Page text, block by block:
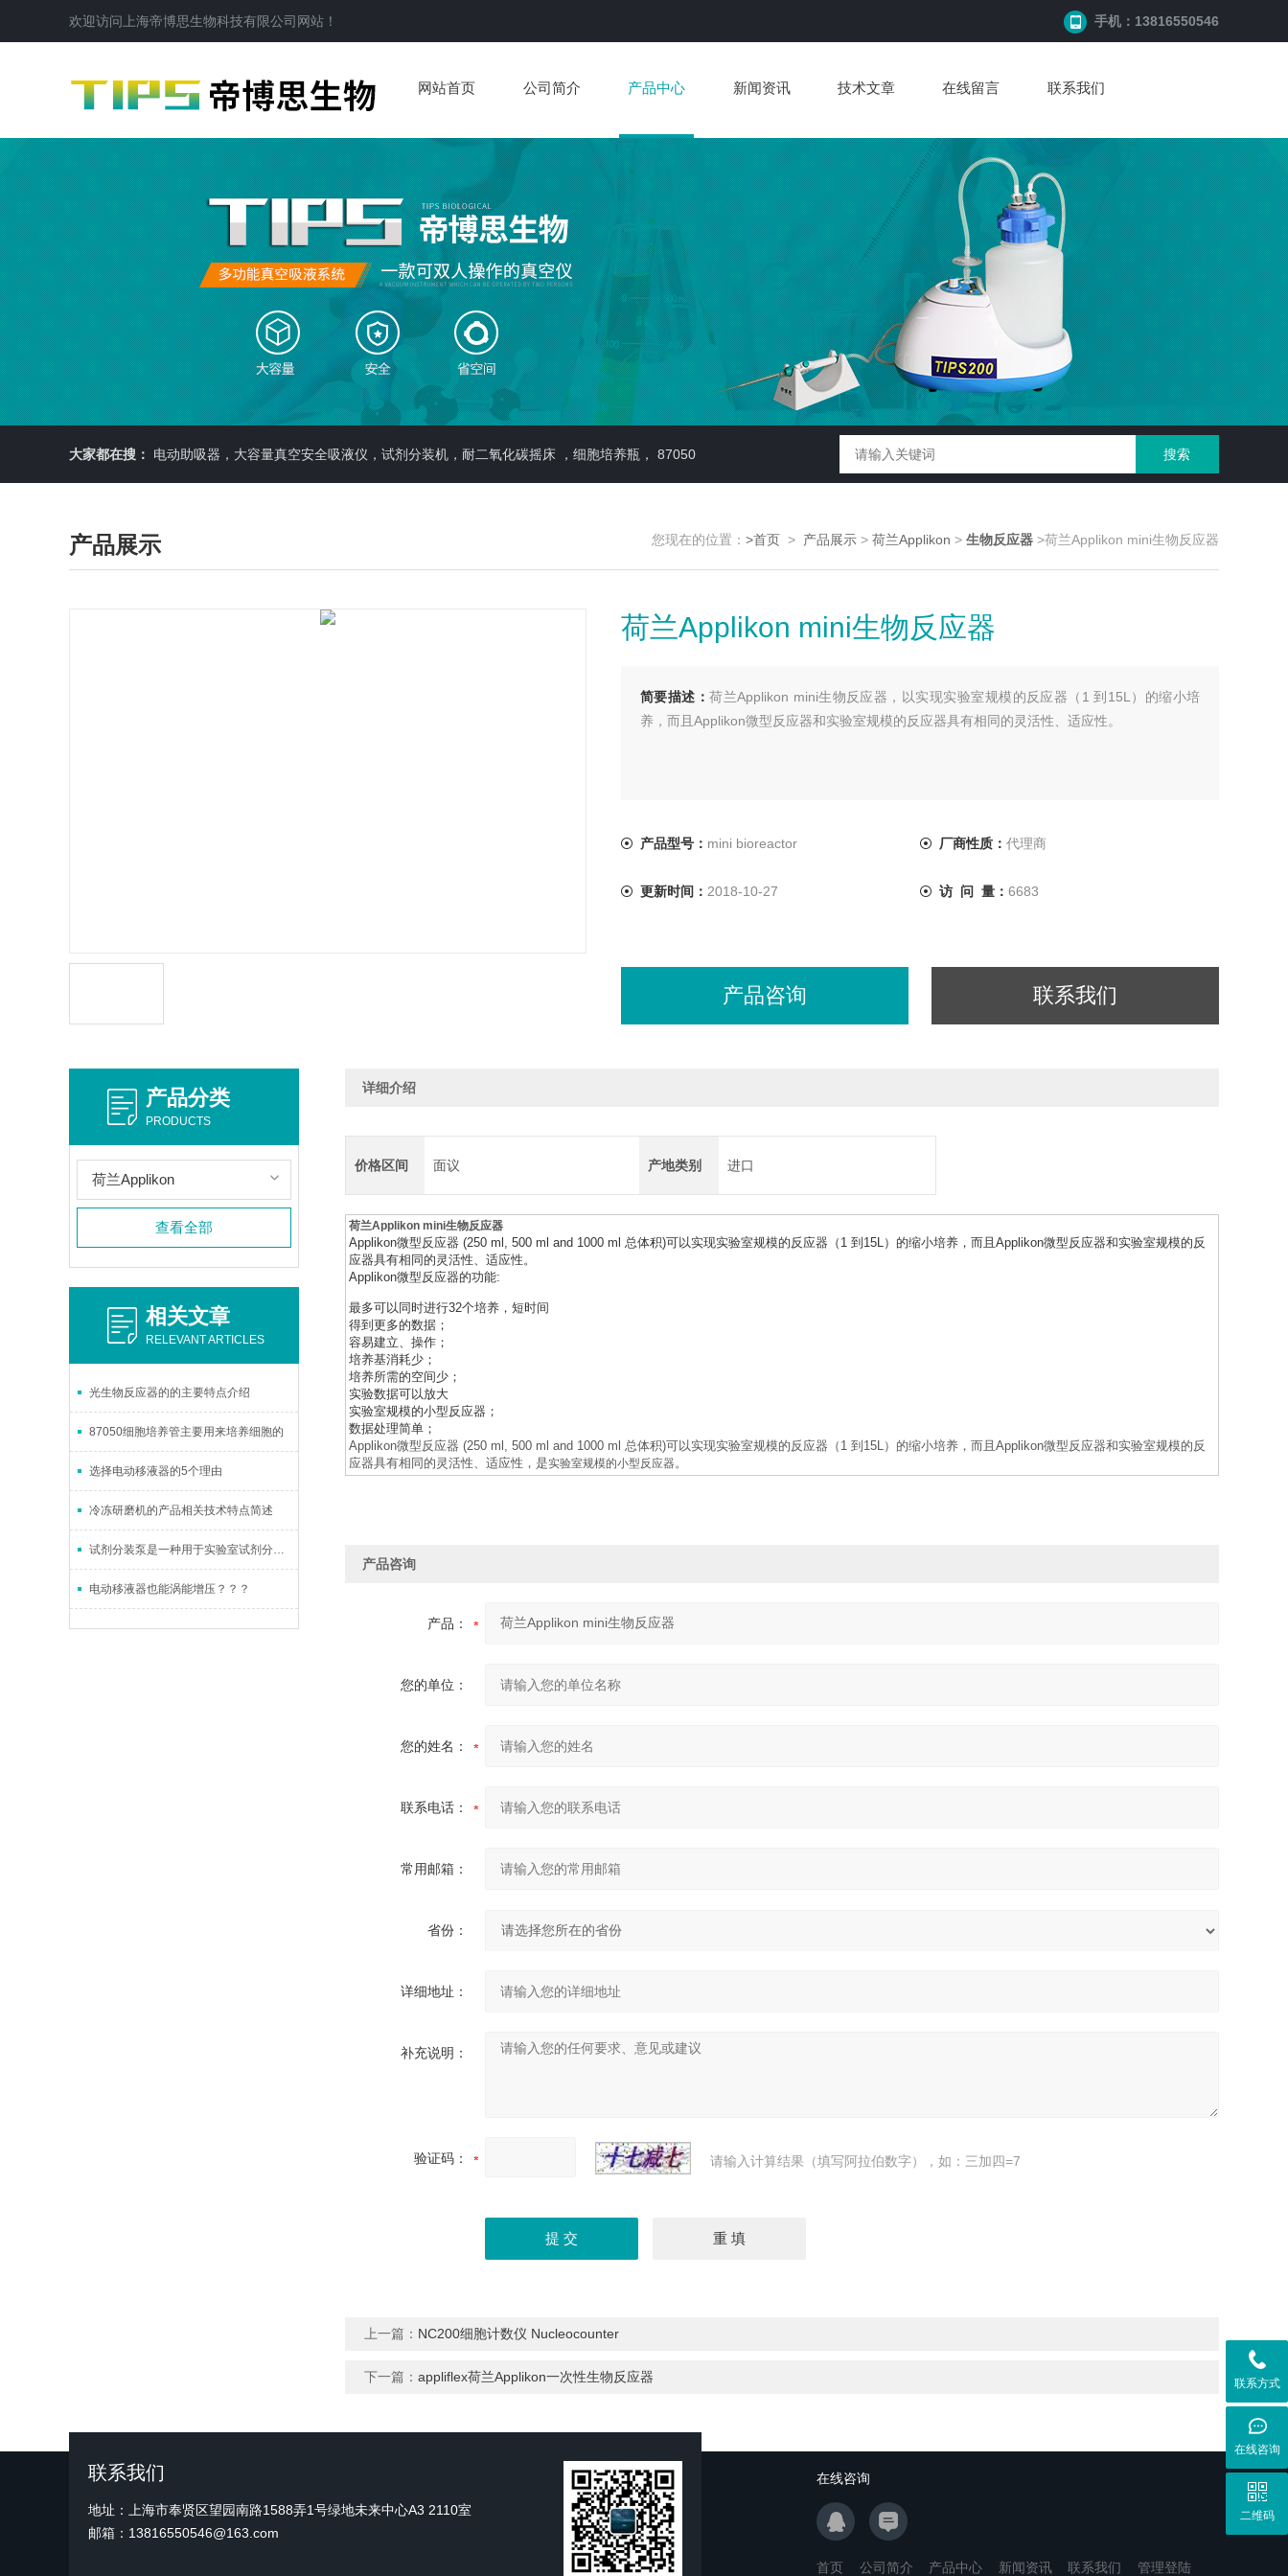
欢迎访问 上海帝博思生物科技有限公司 网站！ 手机：13816550546
网站首页 公司简介 产品中心 新闻资讯 技术文章 在线留言 联系我们
大家都在搜： 电动助吸器，大容量真空安全吸液仪，试剂分装机，耐二氧化碳摇床 ，细胞培养瓶， 87050
产品展示 您现在的位置： >首页 > 产品展示 > 荷兰Applikon > 生物反应器 >荷兰Applikon mini生物反应器
荷兰Applikon mini生物反应器
简要描述：荷兰Applikon mini生物反应器，以实现实验室规模的反应器（1 到15L）的缩小培
养，而且Applikon微型反应器和实验室规模的反应器具有相同的灵活性、适应性。
产品型号： mini bioreactor 厂商性质： 代理商
更新时间： 2018-10-27 访 问 量： 6683
产品咨询 联系我们
产品分类
PRODUCTS
荷兰Applikon
查看全部
相关文章
RELEVANT ARTICLES
光生物反应器的的主要特点介绍
87050细胞培养管主要用来培养细胞的
选择电动移液器的5个理由
冷冻研磨机的产品相关技术特点简述
试剂分装泵是一种用于实验室试剂分装的工具
电动移液器也能涡能增压？？？
详细介绍
价格区间 面议 产地类别 进口
荷兰Applikon mini生物反应器
Applikon微型反应器 (250 ml, 500 ml and 1000 ml 总体积)可以实现实验室规模的反应器（1 到15L）的缩小培养，而且Applikon微型反应器和实验室规模的反
应器具有相同的灵活性、适应性。
Applikon微型反应器的功能:
最多可以同时进行32个培养，短时间
得到更多的数据；
容易建立、操作；
培养基消耗少；
培养所需的空间少；
实验数据可以放大
实验室规模的小型反应器；
数据处理简单；
Applikon微型反应器 (250 ml, 500 ml and 1000 ml 总体积)可以实现实验室规模的反应器（1 到15L）的缩小培养，而且Applikon微型反应器和实验室规模的反
应器具有相同的灵活性、适应性，是实验室规模的小型反应器。
产品咨询
产品：
您的单位：
您的姓名：
联系电话：
常用邮箱：
省份：
详细地址：
补充说明：
验证码： 请输入计算结果（填写阿拉伯数字），如：三加四=7
上一篇： NC200细胞计数仪 Nucleocounter
下一篇： appliflex荷兰Applikon一次性生物反应器
联系我们
地址：上海市奉贤区望园南路1588弄1号绿地未来中心A3 2110室
邮箱：13816550546@163.com
在线咨询
首页 公司简介 产品中心 新闻资讯 联系我们 管理登陆
联系方式
在线咨询
二维码